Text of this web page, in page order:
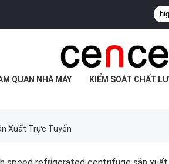
QUAN NHÀ MÁY KIỂM SOÁT CHẤT
Xuất Trực Tuyến